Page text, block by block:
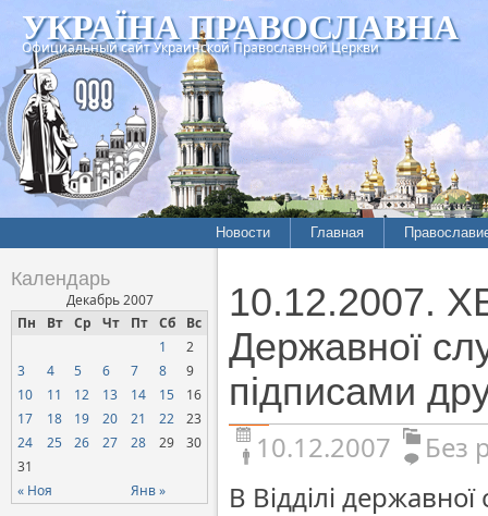
УКРАЇНА ПРАВОСЛАВНА
Официальный сайт Украинской Православной Церкви
Новости Главная
Календарь
Декабрь 2007
Пн
Вт Ср Чт Пт Сб Вс
« Ноя Янв »
1
2
3
4 5 6 7 8
9
10
11 12 13 14 15
16
17
18 19 20 21 22
23
24
25 26 27 28 29
30
31
10.12.2007.
Державної
підписами
10.12.2007
Без
В Відділі